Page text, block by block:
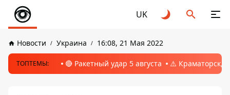
UK
Новости Украина 16:08, 21 Мая 2022
ТОПТЕМЫ: 🔴 Ракетный удар 5 августа ⚠️ Краматорск,